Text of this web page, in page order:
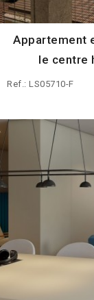
Appartement
le centre
Ref.: LS05710-F